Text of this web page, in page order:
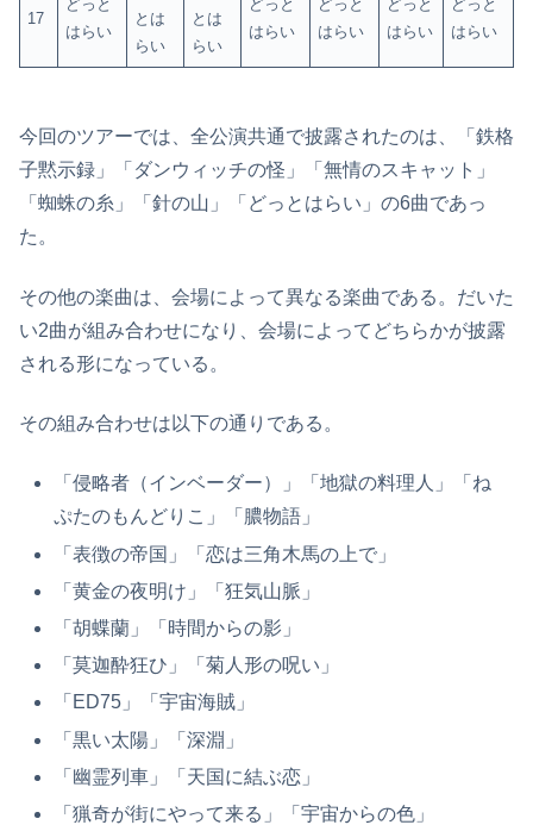
17
どっと
はらい
とは
らい
とは
らい
どっと
はらい
どっと
はらい
どっと
はらい
どっと
はらい
今回のツアーでは、全公演共通で披露されたのは、「鉄格
子黙示録」「ダンウィッチの怪」「無情のスキャット」
「蜘蛛の糸」「針の山」「どっとはらい」の6曲であっ
た。
その他の楽曲は、会場によって異なる楽曲である。だいた
い2曲が組み合わせになり、会場によってどちらかが披露
される形になっている。
その組み合わせは以下の通りである。
「侵略者（インベーダー）」「地獄の料理人」「ね
ぷたのもんどりこ」「膿物語」
「表徴の帝国」「恋は三角木馬の上で」
「黄金の夜明け」「狂気山脈」
「胡蝶蘭」「時間からの影」
「莫迦酔狂ひ」「菊人形の呪い」
「ED75」「宇宙海賊」
「黒い太陽」「深淵」
「幽霊列車」「天国に結ぶ恋」
「猟奇が街にやって来る」「宇宙からの色」